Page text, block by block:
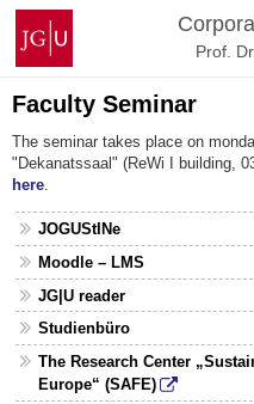
Zum
Inhalt
springen
Johannes
Gutenberg-
Universität
Mainz
Prof.
Faculty Seminar
The seminar takes place on
"Dekanatssaal" (ReWi I building,
here
JOGUStINe
Moodle – LMS
JG|U reader
Studienbüro
The Research Center
Europe“ (SAFE)